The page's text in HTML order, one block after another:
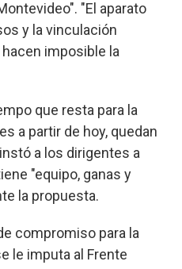
"El aparato
y la vinculación
imposible la
que resta para la
a partir de hoy, quedan
a los dirigentes a
"equipo, ganas y
la propuesta.
compromiso para la
le imputa al Frente